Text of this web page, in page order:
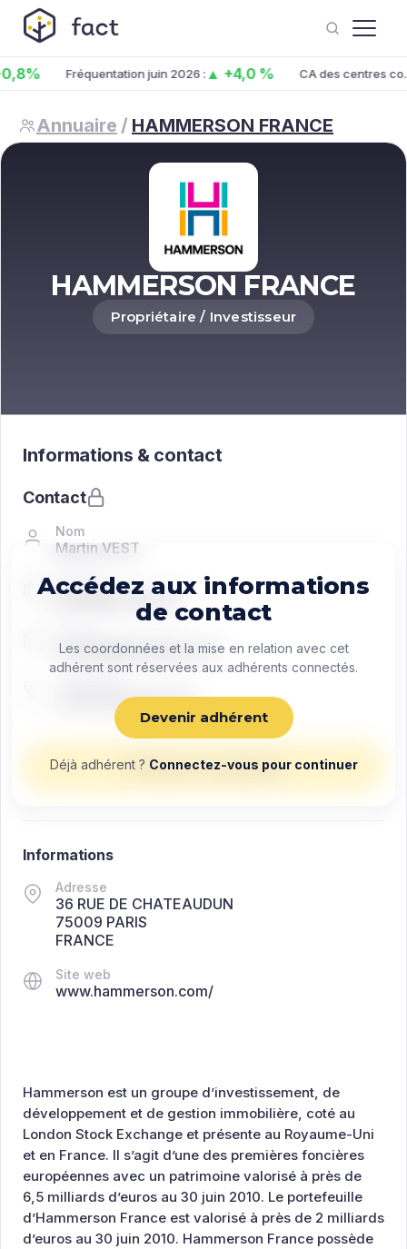
Fréquentation juin 2026 :▲ +4,0 % CA des centres co. juin
Annuaire / HAMMERSON FRANCE
HAMMERSON FRANCE
Propriétaire / Investisseur
Hammerson est un groupe d’investissement, de
développement et de gestion immobilière, coté au
London Stock Exchange et présente au Royaume-Uni
et en France. Il s’agit d’une des premières foncières
européennes avec un patrimoine valorisé à près de
6,5 milliards d’euros au 30 juin 2010. Le portefeuille
d’Hammerson France est valorisé à près de 2 milliards
d’euros au 30 juin 2010. Hammerson France possède
Informations & contact
Contact
Nom
Martin VEST
Fonction
Managing director
contact@exemple.com
+33 0 00 00 00 00
Envoyer un message
Accédez aux informations
de contact
Les coordonnées et la mise en relation avec cet
adhérent sont réservées aux adhérents connectés.
Devenir adhérent
Déjà adhérent ? Connectez-vous pour continuer
Informations
Adresse
36 RUE DE CHATEAUDUN
75009 PARIS
FRANCE
Site web
www.hammerson.com/